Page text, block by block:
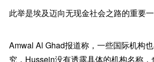
此举是埃及迈向无现金社会之路的重要一
Amwal Al Ghad报道称，一些国际机构
究，Hussein没有透露具体的机构名称